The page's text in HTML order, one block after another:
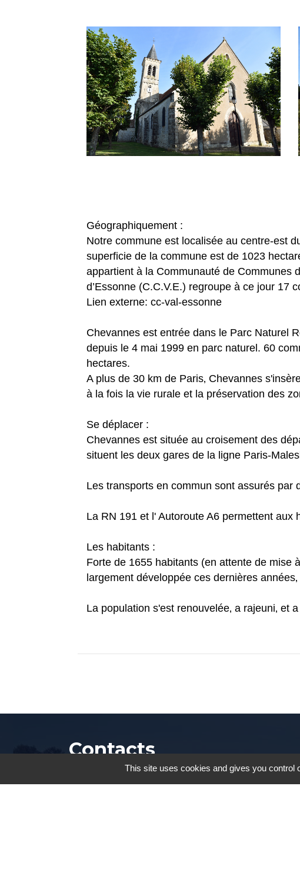
Géographiquement :
Notre commune est localisée au centre-est
superficie de la commune est de 1023
appartient à la Communauté de Communes
d’Essonne (C.C.V.E.) regroupe à ce jour 17
Lien externe: cc-val-essonne
Chevannes est entrée dans le Parc Naturel
depuis le 4 mai 1999 en parc naturel. 60
hectares.
A plus de 30 km de Paris‚ Chevannes
à la fois la vie rurale et la préservation des
Se déplacer :
Chevannes est située au croisement des
situent les deux gares de la ligne Paris-
Les transports en commun sont assurés par
La RN 191 et l' Autoroute A6 permettent aux
Les habitants :
Forte de 1655 habitants (en attente de mise
largement développée ces dernières
La population s'est renouvelée‚ a rajeuni‚ et
Contacts
This site uses cookies and gives you control